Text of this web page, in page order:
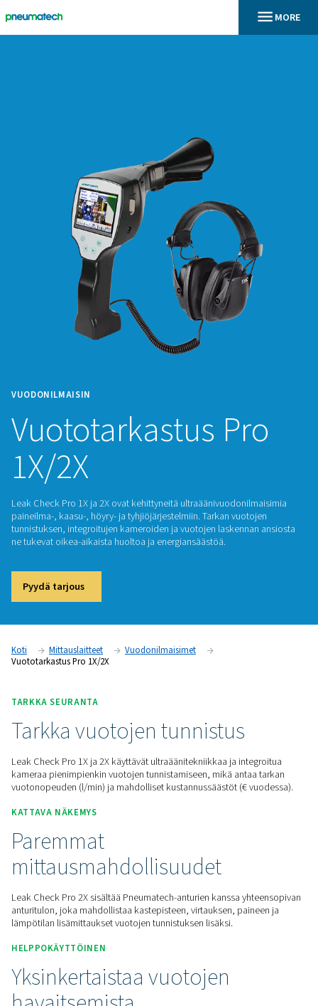
Vuototarkastus
1X/2X
Leak Check Pro 1X ja 2X ovat kehittyneitä
paineilma-, kaasu-, höyry- ja tyhjiöjärjestelmiin. Tarkan
tunnistuksen, integroitujen kameroiden ja vuotojen
Pyydä tarjous
Koti Mittauslaitteet
TARKKA SEURANTA
Tarkka vuotojen tunnistus
Leak Check Pro 1X ja 2X käyttävät ultraäänitekniikkaa ja
kameraa pienimpienkin vuotojen tunnistamiseen, mikä
vuotonopeuden (l/min) ja mahdolliset kustannussäästöt (€